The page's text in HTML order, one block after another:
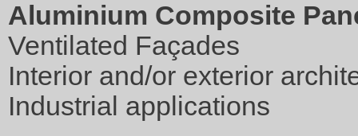
Aluminium Composite
Ventilated Façades
Interior and/or exterior
Industrial applications